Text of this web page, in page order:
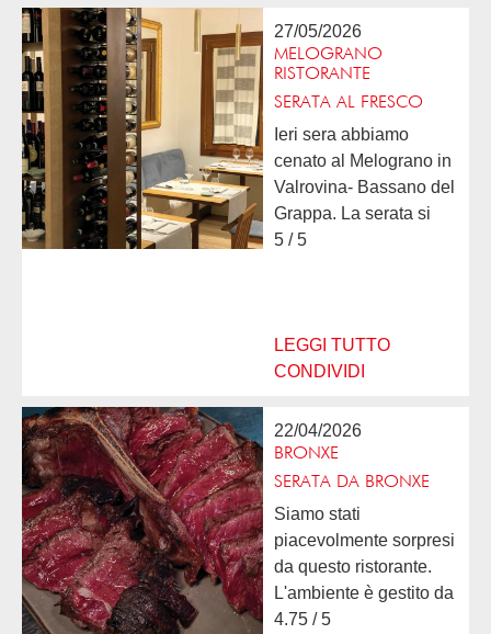
27/05/2026
MELOGRANO
RISTORANTE
SERATA AL FRESCO
cenato al Melograno in
Valrovina- Bassano del
Grappa. La serata si
prestava per cenare
all'altezza delle
nostre...
5 / 5
LEGGI TUTTO
CONDIVIDI
22/04/2026
BRONXE
SERATA DA BRONXE
Siamo stati
piacevolmente sorpresi
da questo ristorante.
L'ambiente è gestito da
personale giovane e
4.75 / 5